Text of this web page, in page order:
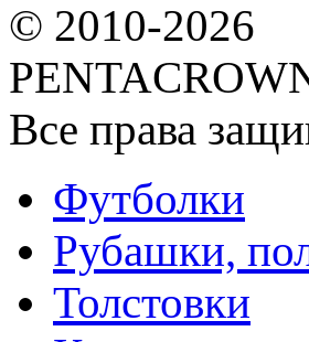
© 2010-2026
Все права
Футболки
Рубашки,
Толстовки